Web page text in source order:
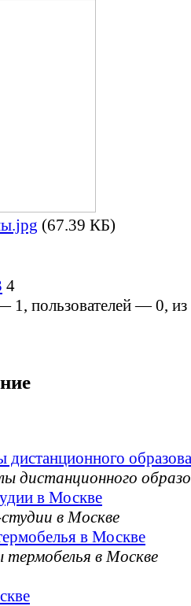
(67.39 КБ)
4
1, пользователей —0,
в Москве
в Москве